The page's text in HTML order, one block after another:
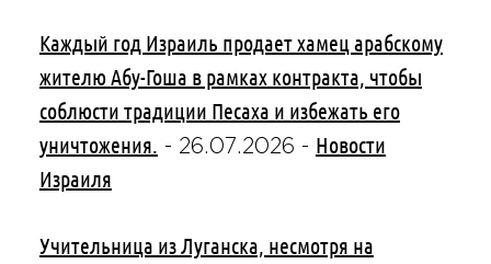
Каждый год Израиль продает хамец арабскому
жителю Абу-Гоша в рамках контракта, чтобы
соблюсти традиции Песаха и избежать его
уничтожения. - 26.07.2026 - Новости
Израиля
Учительница из Луганска, несмотря на